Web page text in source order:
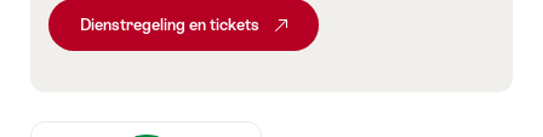
Dienstregeling en tickets